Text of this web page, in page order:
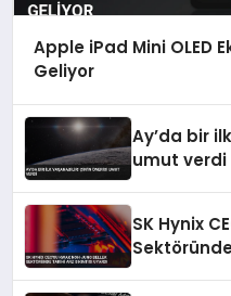
Apple iPad Mini OLED
Geliyor
Ay’da bir
umut verdi
SK Hynix
Sektöründe